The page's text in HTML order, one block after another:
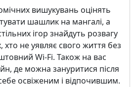
вишукувань оцінять
шашлик на мангалі, а
ігор знайдуть розвагу
хто не уявляє свого життя без
Wi-Fi. Також на вас
де можна зануритися після
освіженим і відпочившим.